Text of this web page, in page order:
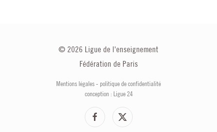
© 2026 Ligue de l'enseignement
Fédération de Paris
Mentions légales - politique de confidentialité
conception : Ligue 24